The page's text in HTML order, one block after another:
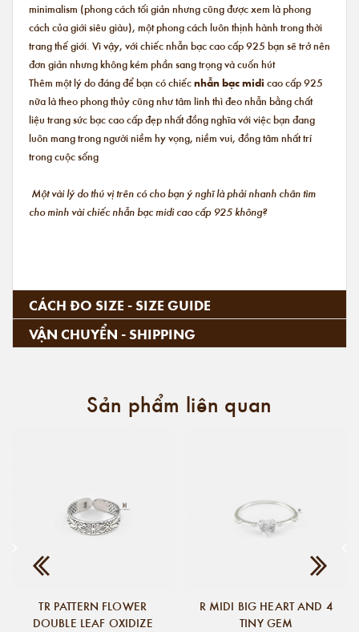
minimalism (phong cách tối giản nhưng cũng được xem là phong
cách của giới siêu giàu), một phong cách luôn thịnh hành trong thời
trang thế giới. Vì vậy, với chiếc nhẫn bạc cao cấp 925 bạn sẽ trở nên
đơn giản nhưng không kém phần sang trọng và cuốn hút
Thêm một lý do đáng để bạn có chiếcnhẫn bạc midi cao cấp 925
nữa là theo phong thủy cũng như tâm linh thì đeo nhẫn bằng chất
liệu trang sức bạc cao cấp đẹp nhất đồng nghĩa với việc bạn đang
luôn mang trong người niềm hy vọng, niềm vui, đồng tâm nhất trí
trong cuộc sống
Một vài lý do thú vị trên có cho bạn ý nghĩ là phải nhanh chân tìm
cho mình vài chiếc nhẫn bạc midi cao cấp 925 không?
CÁCH ĐO SIZE - SIZE GUIDE
VẬN CHUYỂN - SHIPPING
Sản phẩm liên quan
TR PATTERN FLOWER
DOUBLE LEAF OXIDIZE
R MIDI BIG HEART AND 4
TINY GEM